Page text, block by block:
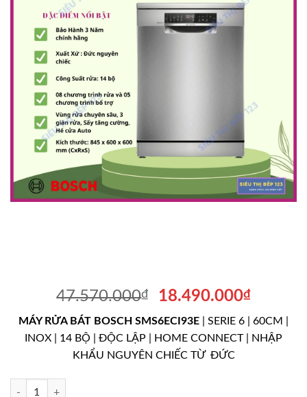
47.570.000₫
Giá
là:
47.570.000₫.
18.490.000₫Giá
tại
là:
MÁY RỬA BÁT BOSCH SMS6ECI93E | SERIE 6 | 60CM |
INOX | 14 BỘ | ĐỘC LẬP | HOME CONNECT | NHẬP
KHẨU NGUYÊN CHIẾC TỪ ĐỨC
MÁY RỬA BÁT BOSCH SMS6ECI93E SẤY HÉ CỬA TỰ ĐỘNG số lượng